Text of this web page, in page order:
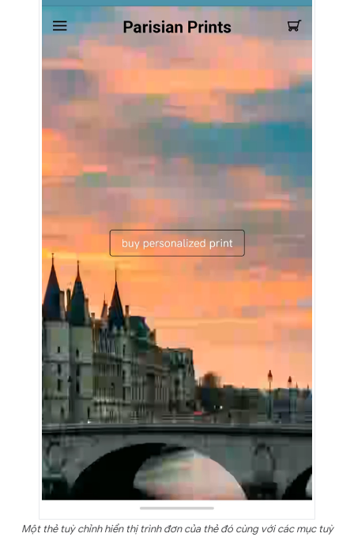
Một thẻ tuỳ chỉnh hiển thị trình đơn của thẻ đó cùng với các mục tuỳ